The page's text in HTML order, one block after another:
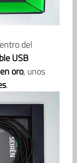
del
USB
oro, unos
.